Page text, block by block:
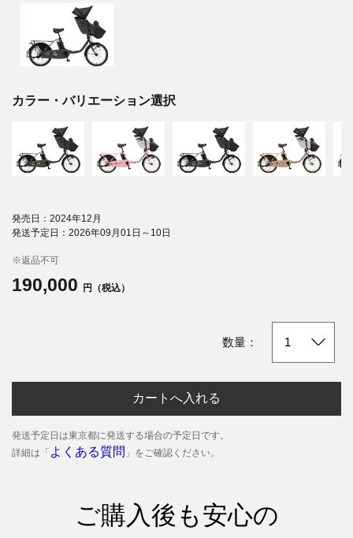
カラー・バリエーション選択
発売日：2024年12月
発送予定日：2026年09月01日～10日
※返品不可
190,000 円（税込）
数量：
カートへ入れる
発送予定日は東京都に発送する場合の予定日です。
詳細は「 よくある質問 」をご確認ください。